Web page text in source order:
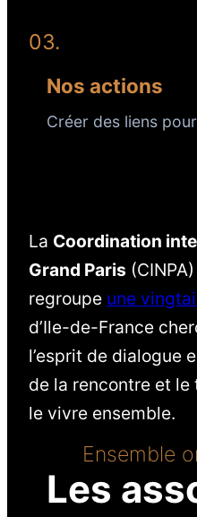
03.
Nos actions
Créer des liens
La Coordination
Grand Paris
regroupe une
d’Ile-de-France
l’esprit de dialogue
de la rencontre et
le vivre ensemble.
Ensemble
Les